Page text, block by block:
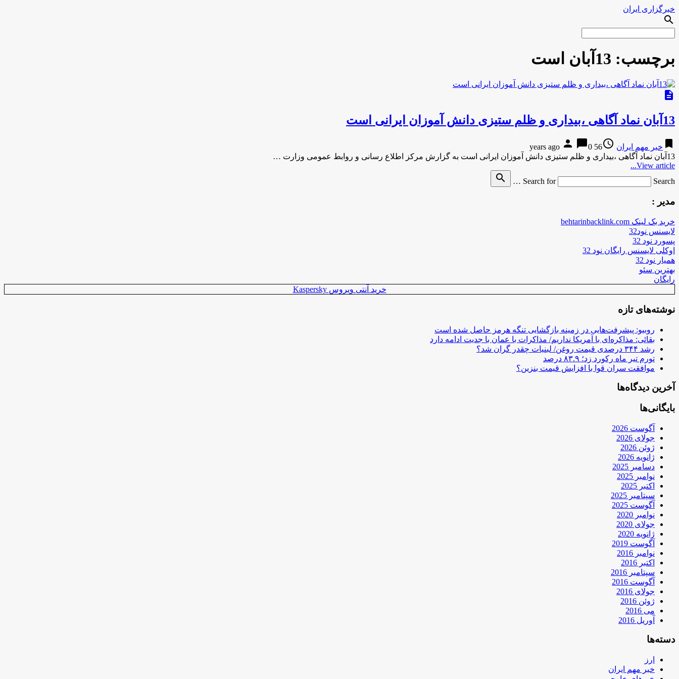
خبرگزاری ایران
search
برچسب: 13آبان است
description
13آبان نماد آگاهی ،بیداری و ظلم ستیزی دانش آموزان ایرانی است
bookmark خبر مهم ایران access_time
56 years ago
person chat_bubble0
13آبان نماد آگاهی ،بیداری و ظلم ستیزی دانش آموزان ایرانی است به گزارش مركز اطلاع رسانی و روابط عمومی وزارت …
View article...
Search for
Search …
search
مدیر :
خرید بک لینک behtarinbacklink.com
لایسنس نود32
پسورد نود 32
اوکلی لایسنس رایگان نود 32
همیار نود 32
بهترین سئو
رایگان
خرید آنتی ویروس Kaspersky
نوشته‌های تازه
روبیو: پیشرفت‌هایی در زمینه بازگشایی تنگه هرمز حاصل شده است
بقائی: مذاکره‌ای با آمریکا نداریم/ مذاکرات با عمان با جدیت ادامه دارد
رشد ۳۴۴ درصدی قیمت روغن/ لبنیات چقدر گران شد؟
تورم تیر ماه رکورد زد؛ ۸۳.۹ درصد
موافقت سران قوا با افزایش قیمت بنزین؟
آخرین دیدگاه‌ها
بایگانی‌ها
آگوست 2026
جولای 2026
ژوئن 2026
ژانویه 2026
دسامبر 2025
نوامبر 2025
اکتبر 2025
سپتامبر 2025
آگوست 2025
نوامبر 2020
جولای 2020
ژانویه 2020
آگوست 2019
نوامبر 2016
اکتبر 2016
سپتامبر 2016
آگوست 2016
جولای 2016
ژوئن 2016
می 2016
آوریل 2016
دسته‌ها
ارز
خبر مهم ایران